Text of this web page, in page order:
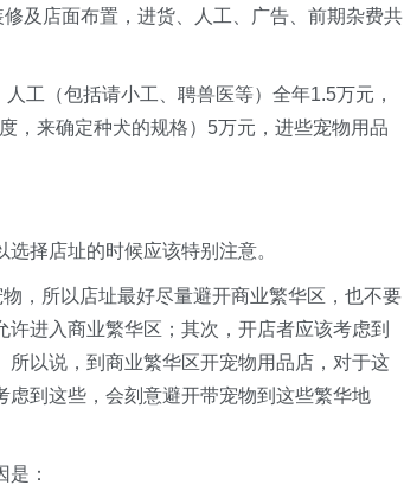
店面布置，进货、人工、广告、前期杂费共
（包括请小工、聘兽医等）全年1.5万元，
，来确定种犬的规格）5万元，进些宠物用品
择店址的时候应该特别注意。
所以店址最好尽量避开商业繁华区，也不要
进入商业繁华区；其次，开店者应该考虑到
以说，到商业繁华区开宠物用品店，对于这
到这些，会刻意避开带宠物到这些繁华地
：